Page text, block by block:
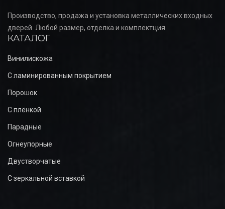
Производство, продажа и установка металлических входных
дверей. Любой размер, отделка и комплектция.
КАТАЛОГ
Винилискожа
С ламинированным покрытием
Порошок
С плёнкой
Парадные
Огнеупорные
Двустворчатые
С зеркальной вставкой